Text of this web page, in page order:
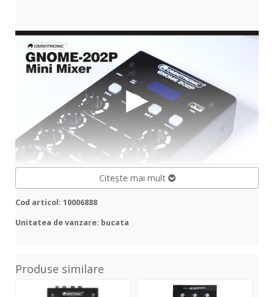
Citește mai mult
Cod articol: 10006888
Unitatea de vanzare: bucata
Produse similare
GNOME-